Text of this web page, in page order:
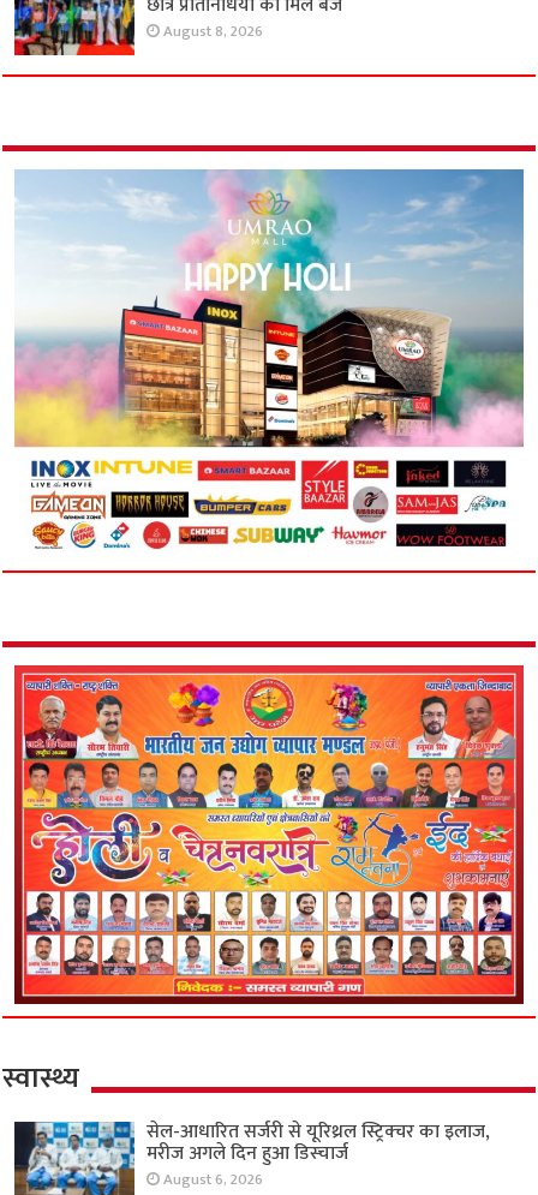
August 8, 2026
स्वास्थ्य
सेल-आधारित सर्जरी से यूरिथ्रल स्ट्रिक्चर का इलाज,
मरीज अगले दिन हुआ डिस्चार्ज
August 6, 2026